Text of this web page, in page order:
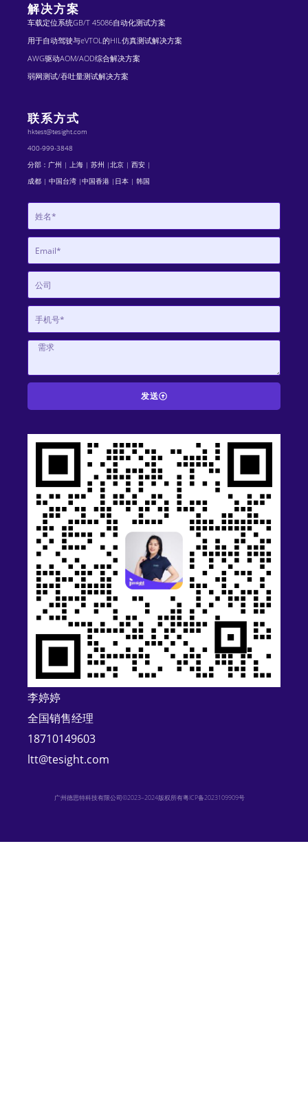
解决方案
车载定位系统GB/T 45086自动化测试方案
用于自动驾驶与eVTOL的HIL仿真测试解决方案
AWG驱动AOM/AOD综合解决方案
弱网测试/吞吐量测试解决方案
联系方式
hktest@tesight.com
400-999-3848
分部：广州 | 上海 | 苏州 |北京 | 西安 |
成都 | 中国台湾 |中国香港 |日本 | 韩国
发送
:
李婷婷
全国销售经理
18710149603
ltt@tesight.com
广州德思特科技有限公司©2023–2024版权所有粤ICP备2023109909号